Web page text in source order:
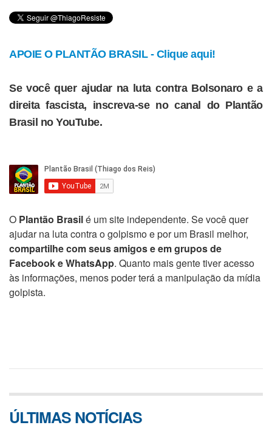
APOIE O PLANTÃO BRASIL - Clique aqui!
Se você quer ajudar na luta contra Bolsonaro e a
direita fascista, inscreva-se no canal do Plantão
Brasil no YouTube.
O Plantão Brasilé um site independente. Se você quer
ajudar na luta contra o golpismo e por um Brasil melhor,
compartilhe com seus amigos e em grupos de
Facebook e WhatsApp. Quanto mais gente tiver acesso
às informações, menos poder terá a manipulação da mídia
golpista.
ÚLTIMAS NOTÍCIAS